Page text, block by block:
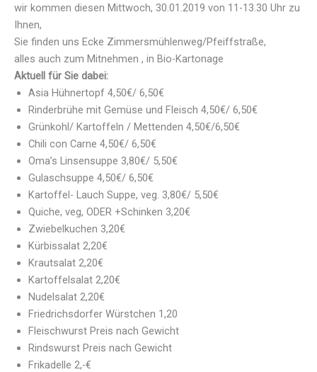
wir kommen diesen Mittwoch, 30.01.2019 von 11-13.30 Uhr zu
Ihnen,
Sie finden uns Ecke Zimmersmühlenweg/Pfeiffstraße,
alles auch zum Mitnehmen , in Bio-Kartonage
Aktuell für Sie dabei:
Asia Hühnertopf 4,50€/ 6,50€
Rinderbrühe mit Gemüse und Fleisch 4,50€/ 6,50€
Grünkohl/ Kartoffeln / Mettenden 4,50€/6,50€
Chili con Carne 4,50€/ 6,50€
Oma’s Linsensuppe 3,80€/ 5,50€
Gulaschsuppe 4,50€/ 6,50€
Kartoffel- Lauch Suppe, veg. 3,80€/ 5,50€
Quiche, veg, ODER +Schinken 3,20€
Zwiebelkuchen 3,20€
Kürbissalat 2,20€
Krautsalat 2,20€
Kartoffelsalat 2,20€
Nudelsalat 2,20€
Friedrichsdorfer Würstchen 1,20
Fleischwurst Preis nach Gewicht
Rindswurst Preis nach Gewicht
Frikadelle 2,-€